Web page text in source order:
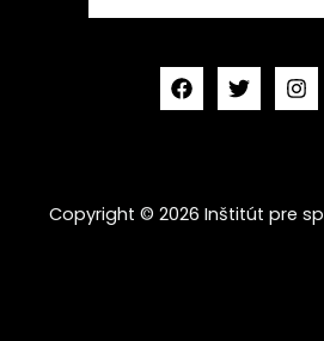
Copyright © 2026 Inštitút pre